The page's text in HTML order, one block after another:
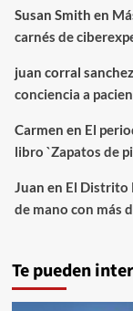
Susan Smith en
carnés de
juan corral sanchez
conciencia a
Carmen en El
libro `Zapatos de
Juan en El Distrito
de mano con más
Te pueden